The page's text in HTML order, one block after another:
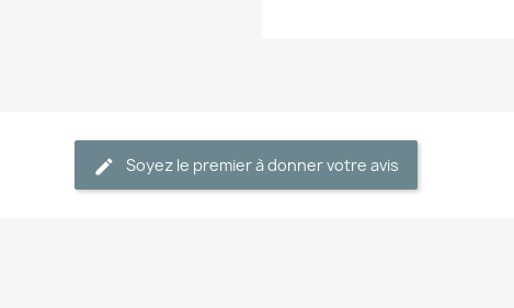
Soyez le premier à donner votre avis